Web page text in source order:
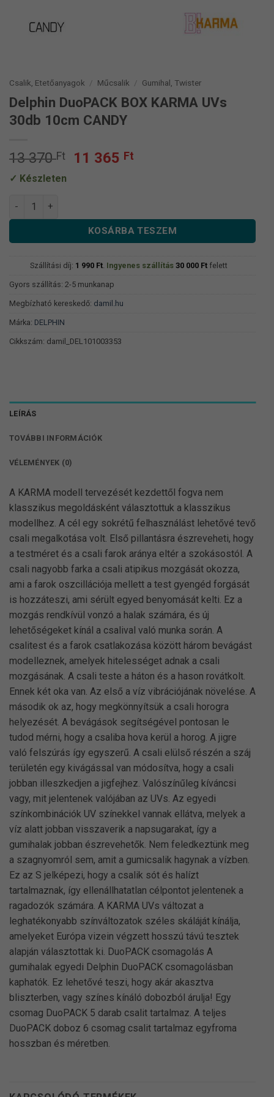
Csalik, Etetőanyagok / Műcsalik / Gumihal, Twister
Delphin DuoPACK BOX KARMA UVs
30db 10cm CANDY
13 370Ft
Original
370 Ft.
11 365 Ft
365 Ft.
Készleten
Delphin DuoPACK BOX KARMA UVs 30db 10cm CANDY
KOSÁRBA TESZEM
Szállítási díj: 1 990 Ft. Ingyenes szállítás 30 000 Ftfelett
Gyors szállítás: 2-5 munkanap
Megbízható kereskedő: damil.hu
Márka: DELPHIN
Cikkszám: damil_DEL101003353
LEÍRÁS
TOVÁBBI INFORMÁCIÓK
VÉLEMÉNYEK (0)
A KARMA modell tervezését kezdettől fogva nem
klasszikus megoldásként választottuk a klasszikus
modellhez. A cél egy sokrétű felhasználást lehetővé tevő
csali megalkotása volt. Első pillantásra észreveheti, hogy
a testméret és a csali farok aránya eltér a szokásostól. A
csali nagyobb farka a csali atipikus mozgását okozza,
ami a farok oszcillációja mellett a test gyengéd forgását
is hozzáteszi, ami sérült egyed benyomását kelti. Ez a
mozgás rendkívül vonzó a halak számára, és új
lehetőségeket kínál a csalival való munka során. A
csalitest és a farok csatlakozása között három bevágást
modelleznek, amelyek hitelességet adnak a csali
mozgásának. A csali teste a háton és a hason rovátkolt.
Ennek két oka van. Az első a víz vibrációjának növelése. A
második ok az, hogy megkönnyítsük a csali horogra
helyezését. A bevágások segítségével pontosan le
tudod mérni, hogy a csaliba hova kerül a horog. A jigre
való felszúrás így egyszerű. A csali elülső részén a száj
területén egy kivágással van módosítva, hogy a csali
jobban illeszkedjen a jigfejhez. Valószínűleg kíváncsi
vagy, mit jelentenek valójában az UVs. Az egyedi
színkombinációk UV színekkel vannak ellátva, melyek a
víz alatt jobban visszaverik a napsugarakat, így a
gumihalak jobban észrevehetők. Nem feledkeztünk meg
a szagnyomról sem, amit a gumicsalik hagynak a vízben.
Ez az S jelképezi, hogy a csalik sót és halízt
tartalmaznak, így ellenállhatatlan célpontot jelentenek a
ragadozók számára. A KARMA UVs változat a
leghatékonyabb színváltozatok széles skáláját kínálja,
amelyeket Európa vizein végzett hosszú távú tesztek
alapján választottak ki. DuoPACK csomagolás A
gumihalak egyedi Delphin DuoPACK csomagolásban
kaphatók. Ez lehetővé teszi, hogy akár akasztva
bliszterben, vagy színes kínáló dobozból árulja! Egy
csomag DuoPACK 5 darab csalit tartalmaz. A teljes
DuoPACK doboz 6 csomag csalit tartalmaz egyfroma
hosszban és méretben.